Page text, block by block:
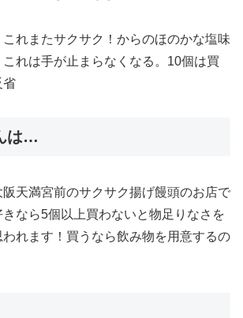
れまたサクサク！からのほのかな塩味
れは手が止まらなくなる。10個は買
省
は…
天満宮前のサクサク揚げ饅頭のお店で
きなら5個以上買わないと物足りなさを
れます！買うなら飲み物を用意するの